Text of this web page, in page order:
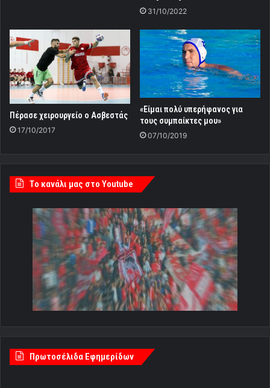
31/10/2022
Πέρασε χειρουργείο ο Ασβεστάς
17/10/2017
«Είμαι πολύ υπερήφανος για
τους συμπαίκτες μου»
07/10/2019
Tο κανάλι μας στο Youtube
Πρωτοσέλιδα Εφημερίδων